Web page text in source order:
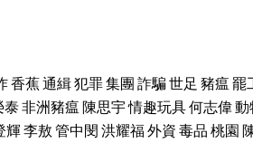
香蕉通緝犯罪集團詐騙世足 豬瘟罷
泰非洲豬瘟陳思宇情趣玩具何志偉動
輝李敖管中閔洪耀福外資毒品桃園